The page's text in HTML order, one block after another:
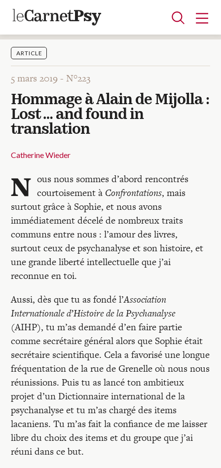
Articles
A la une
Adolescence
Dispositif
Enfance
Périnatalité
Psychanalyse
Psychopathologie
Soin
Dossiers
Auteurs
Blocs-notes
Recherches
Entretiens
Colloque
Mon panier
Mon compte
ARTICLE
5 mars 2019 -N°223
Hommage à Alain de Mijolla :
Lost … and found in
translation
Catherine Wieder
N ous nous sommes d’abord rencontrés
courtoisement à Confrontations, mais
surtout grâce à Sophie, et nous avons
immédiatement décelé de nombreux traits
communs entre nous : l’amour des livres,
surtout ceux de psychanalyse et son histoire, et
une grande liberté intellectuelle que j’ai
reconnue en toi.
Aussi, dès que tu as fondé l’Association
Internationale d’Histoire de la Psychanalyse
(AIHP), tu m’as demandé d’en faire partie
comme secrétaire général alors que Sophie était
secrétaire scientifique. Cela a favorisé une longue
fréquentation de la rue de Grenelle où nous nous
réunissions. Puis tu as lancé ton ambitieux
projet d’un Dictionnaire international de la
psychanalyse et tu m’as chargé des items
lacaniens. Tu m’as fait la confiance de me laisser
libre du choix des items et du groupe que j’ai
réuni dans ce but.